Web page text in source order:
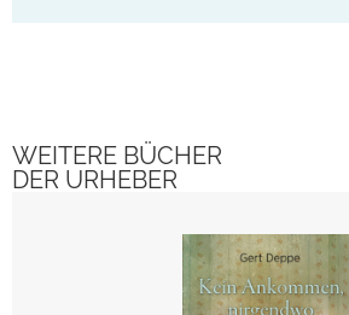
WEITERE BÜCHER
DER URHEBER